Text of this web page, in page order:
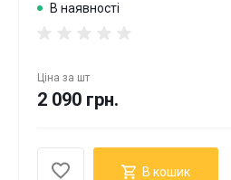
В наявності
Ціна за шт
2 090 грн.
В кошик